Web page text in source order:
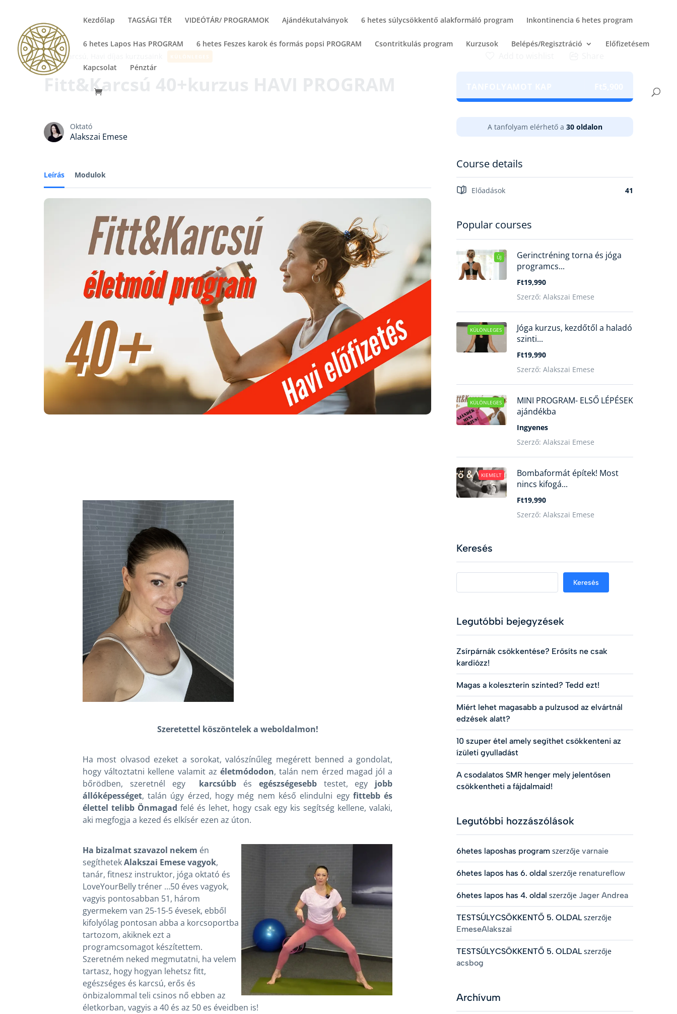
Kezdőlap TAGSÁGI TÉR VIDEÓTÁR/ PROGRAMOK Ajándékutalványok 6 hetes súlycsökkentő alakformáló program Inkontinencia 6 hetes program
6 hetes Lapos Has PROGRAM 6 hetes Feszes karok és formás popsi PROGRAM Csontritkulás program Kurzusok Belépés/Regisztráció Előfizetésem
Kapcsolat Pénztár
Fitt & Karcsú,
Fitt&Karcsú 40+kurzus HAVI PROGRAM
Oktató
Alakszai Emese
Leírás Modulok
Szeretettel köszöntelek a weboldalmon!
Ha most olvasod ezeket a sorokat, valószínűleg megérett benned a gondolat,
hogy változtatni kellene valamit az életmódodon, talán nem érzed magad jól a
bőrödben, szeretnél egy karcsúbb és egészségesebbtestet, egy jobb
állóképességet, talán úgy érzed, hogy még nem késő elindulni egy fittebb és
élettel telibb Önmagad felé és lehet, hogy csak egy kis segítség kellene, valaki,
aki megfogja a kezed és elkísér ezen az úton.
Ha bizalmat szavazol nekem én
segíthetekAlakszai Emese vagyok,
tanár, fitnesz instruktor, jóga oktató és
LoveYourBelly tréner …50 éves vagyok,
vagyis pontosabban 51, három
gyermekem van 25-15-5 évesek, ebből
kifolyólag pontosan abba a korcsoportba
tartozom, akiknek ezt a
programcsomagot készítettem.
Szeretném neked megmutatni, ha velem
tartasz, hogy hogyan lehetsz fitt,
egészséges és karcsú, erős és
önbizalommal teli csinos nő ebben az
életkorban, vagyis a 40 és az 50 es éveidben is!
A tanfolyam elérhető a 30 oldalon
Course details
Előadások 41
Popular courses
ÚJ
Gerinctréning torna és jóga
programcs...
Ft19,990
Szerző: Alakszai Emese
KÜLÖNLEGES
Jóga kurzus, kezdőtől a haladó
szinti...
Ft19,990
Szerző: Alakszai Emese
KÜLÖNLEGES
MINI PROGRAM- ELSŐ LÉPÉSEK
ajándékba
Ingyenes
Szerző: Alakszai Emese
KIEMELT
Bombaformát építek! Most
nincs kifogá...
Ft19,990
Szerző: Alakszai Emese
Keresés
Keresés
Legutóbbi bejegyzések
Zsírpárnák csökkentése? Erősíts ne csak
kardiózz!
Magas a koleszterin szinted? Tedd ezt!
Miért lehet magasabb a pulzusod az elvártnál
edzések alatt?
10 szuper étel amely segíthet csökkenteni az
ízületi gyulladást
A csodalatos SMR henger mely jelentősen
csökkentheti a fájdalmaid!
Legutóbbi hozzászólások
6hetes laposhas program szerzője varnaie
6hetes lapos has 6. oldal szerzője renatureflow
6hetes lapos has 4. oldal szerzője Jager Andrea
TESTSÚLYCSÖKKENTŐ 5. OLDAL szerzője
EmeseAlakszai
TESTSÚLYCSÖKKENTŐ 5. OLDAL szerzője
acsbog
Archívum